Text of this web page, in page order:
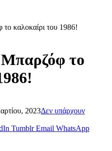
καλοκαίρι του 1986!
το
2023Δεν υπάρχουν
Tumblr Email WhatsApp